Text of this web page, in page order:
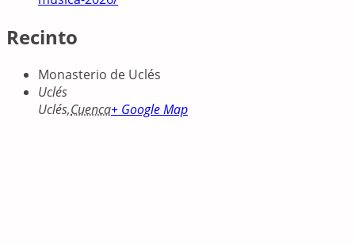
Recinto
Monasterio de Uclés
Uclés
Uclés,Cuenca+ Google Map